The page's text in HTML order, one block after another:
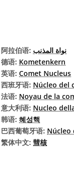
阿拉伯语: نواة المذنب
德语: Kometenkern
英语: Comet Nucleus
西班牙语: Núcleo del
法语: Noyau de la
意大利语: Nucleo
韩语: 혜성핵
巴西葡萄牙语: Núcleo
繁体中文: 彗核